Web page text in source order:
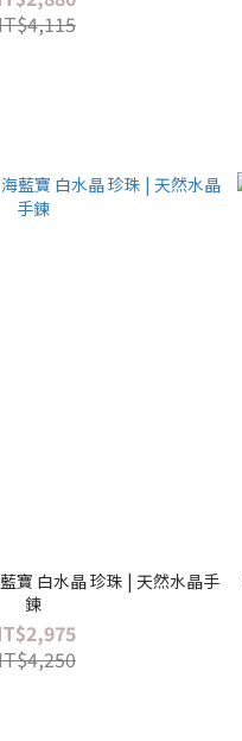
寶 白水晶 珍珠 | 天然水晶手
鍊